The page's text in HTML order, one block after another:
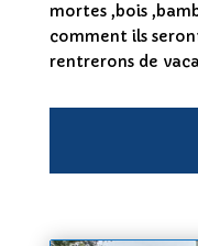
mortes ,bois
comment ils
rentrerons de